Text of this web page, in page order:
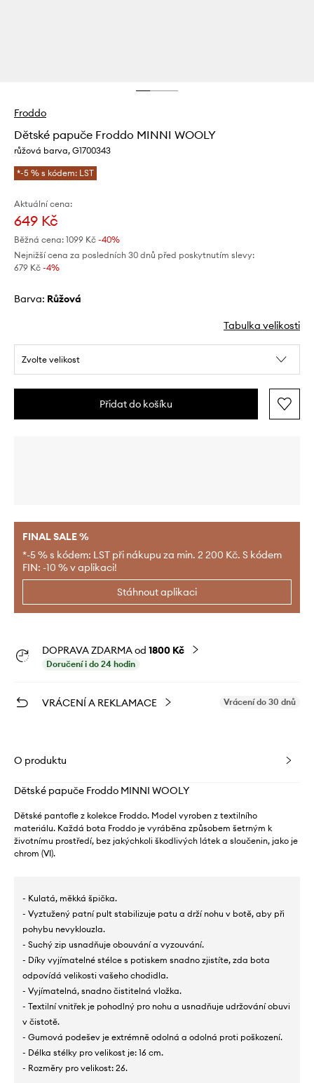
Froddo
Dětské papuče Froddo MINNI WOOLY
růžová barva, G1700343
*-5 % s kódem: LST
Aktuální cena:
649 Kč
Běžná cena: 1099 Kč -40%
Nejnižší cena za posledních 30 dnů před poskytnutím slevy:
679 Kč -4%
Barva: růžová
Tabulka velikosti
Zvolte velikost
Přidat do košíku
FINAL SALE %
*-5 % s kódem: LST při nákupu za min. 2 200 Kč. S kódem
FIN: -10 % v aplikaci!
Stáhnout aplikaci
DOPRAVA ZDARMA od 1800 Kč
Doručení i do 24 hodin
VRÁCENÍ A REKLAMACE Vrácení do 30 dnů
O produktu
Dětské papuče Froddo MINNI WOOLY
Dětské pantofle z kolekce Froddo. Model vyroben z textilního
materiálu. Každá bota Froddo je vyráběna způsobem šetrným k
životnímu prostředí, bez jakýchkoli škodlivých látek a sloučenin, jako je
chrom (VI).
- Kulatá, měkká špička.
- Vyztužený patní pult stabilizuje patu a drží nohu v botě, aby při
pohybu nevyklouzla.
- Suchý zip usnadňuje obouvání a vyzouvání.
- Díky vyjímatelné stélce s potiskem snadno zjistíte, zda bota
odpovídá velikosti vašeho chodidla.
- Vyjímatelná, snadno čistitelná vložka.
- Textilní vnitřek je pohodlný pro nohu a usnadňuje udržování obuvi
v čistotě.
- Gumová podešev je extrémně odolná a odolná proti poškození.
- Délka stélky pro velikost je: 16 cm.
- Rozměry pro velikost: 26.